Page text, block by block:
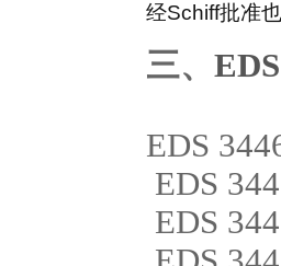
经Schiff批准
三、
EDS
EDS
EDS